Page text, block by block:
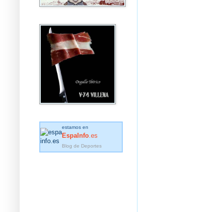
estamos en
EspaInfo .es
Blog de Deportes